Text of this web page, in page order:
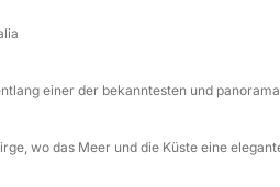
und elegantes Fleckchen
Das klare Wasser und die
stimmungsvollen Erlebnis.
und passieren dabei die
Der Ausflug
bevor wir nach einem
einer der bekanntesten und
wo das Meer und die Küste eine